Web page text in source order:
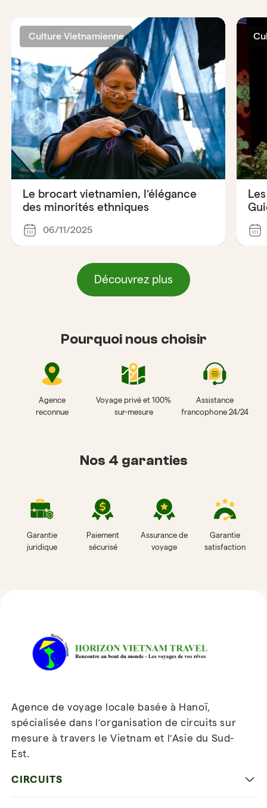
Culture Vietnamienne
Le brocart vietnamien, l’élégance
des minorités ethniques
06/11/2025
Découvrez plus
Pourquoi nous choisir
Agence
reconnue
Voyage privé et 100%
sur-mesure
Assistance
francophone 24/24
Nos 4 garanties
Garantie
juridique
Paiement
sécurisé
Assurance de
voyage
Garantie
satisfaction
Agence de voyage locale basée à Hanoï,
spécialisée dans l’organisation de circuits sur
mesure à travers le Vietnam et l’Asie du Sud-
Est.
CIRCUITS